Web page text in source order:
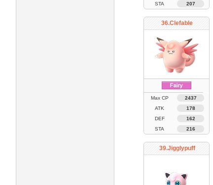
STA
207
36.Clefable
Max CP
2437
ATK
178
DEF
162
STA
216
39.Jigglypuff